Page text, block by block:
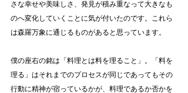
さな幸せや美味しさ、発見が積み重なって大きなも
のへ変化していくことに気が付いたのです。これら
は森羅万象に通じるものがあると思っています。
僕の座右の銘は「料理とは料を理ること」。「料を
理る」はそれまでのプロセスが同じであってもその
行動に精神が宿っているかが、料理であるか否かを